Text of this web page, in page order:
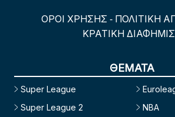
ΟΡΟΙ ΧΡΗΣΗΣ - ΠΟΛΙΤΙΚΗ
ΚΡΑΤΙΚΗ
ΘΕΜΑΤΑ
Super League
Super League 2
NBA